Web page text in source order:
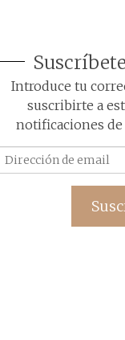
Introduce tu
suscribirte a
notificaciones de